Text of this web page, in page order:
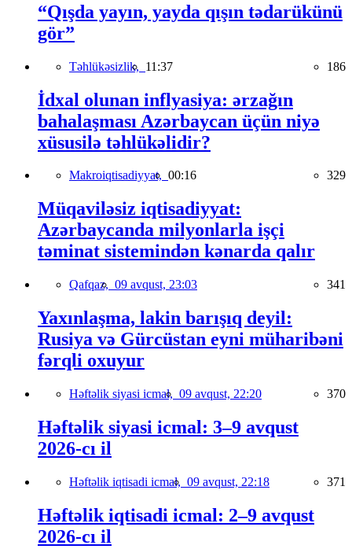
“Qışda yayın, yayda qışın tədarükünü
gör”
Təhlükəsizlik, 11:37 186
İdxal olunan inflyasiya: ərzağın
bahalaşması Azərbaycan üçün niyə
xüsusilə təhlükəlidir?
Makroiqtisadiyyat, 00:16 329
Müqaviləsiz iqtisadiyyat:
Azərbaycanda milyonlarla işçi
təminat sistemindən kənarda qalır
Qafqaz, 09 avqust, 23:03 341
Yaxınlaşma, lakin barışıq deyil:
Rusiya və Gürcüstan eyni müharibəni
fərqli oxuyur
Həftəlik siyasi icmal, 09 avqust, 22:20 370
Həftəlik siyasi icmal: 3–9 avqust
2026-cı il
Həftəlik iqtisadi icmal, 09 avqust, 22:18 371
Həftəlik iqtisadi icmal: 2–9 avqust
2026-cı il